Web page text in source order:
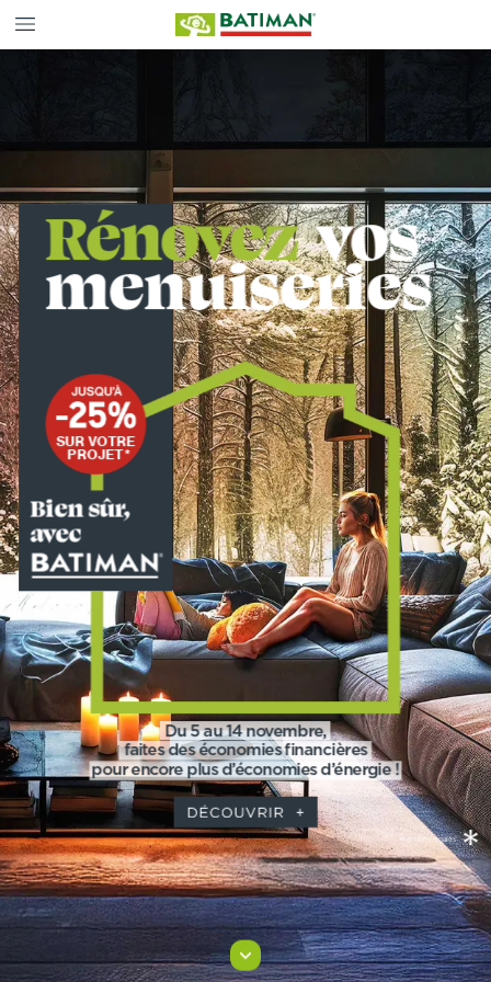
DÉCOUVRIR +
Du 5 au14 novembre,
faites deséconomiesfinancières
pourencore plusd’économies d’énergie !
*
mentions légales
SUR VOTRE
PROJET*
Rénovez vos
menuiseries
Biensûr,
avec